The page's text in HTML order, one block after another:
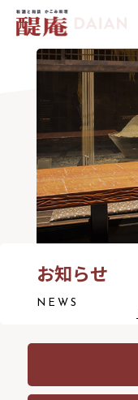
お知らせ
NEWS